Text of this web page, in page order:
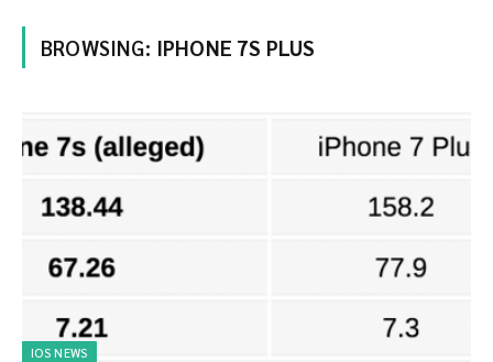
BROWSING: IPHONE 7S PLUS
IOS NEWS